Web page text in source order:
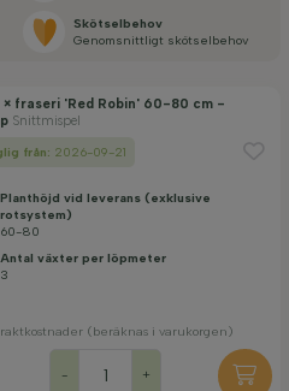
Skötselbehov
Genomsnittligt skötselbehov
× fraseri 'Red Robin' 60-80 cm -
Snittmispel
från: 2026-09-21
Planthöjd vid leverans (exklusive
rotsystem)
60-80
Antal växter per löpmeter
3
(beräknas i varukorgen)
- +